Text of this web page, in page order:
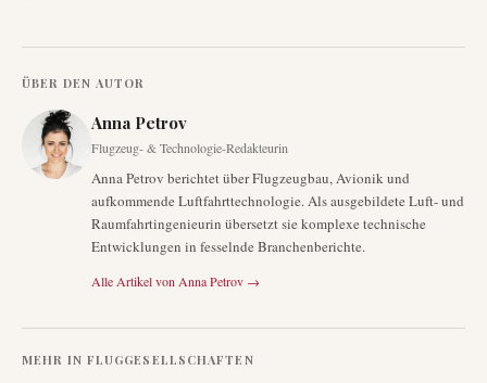
ÜBER DEN AUTOR
Anna Petrov
Flugzeug- & Technologie-Redakteurin
Anna Petrov berichtet über Flugzeugbau, Avionik und
aufkommende Luftfahrttechnologie. Als ausgebildete Luft- und
Raumfahrtingenieurin übersetzt sie komplexe technische
Entwicklungen in fesselnde Branchenberichte.
Alle Artikel von Anna Petrov →
MEHR IN FLUGGESELLSCHAFTEN